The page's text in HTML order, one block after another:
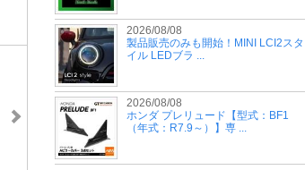
2026/08/08
製品販売のみも開始！MINI LCI2スタ
イル LEDブラ ...
2026/08/08
ホンダ プレリュード【型式：BF1
（年式：R7.9～）】専 ...